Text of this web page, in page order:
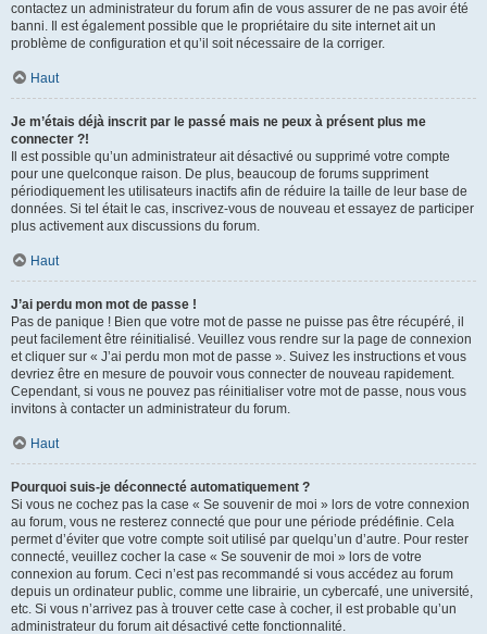
contactez un administrateur du forum afin de vous assurer de ne pas avoir été
banni. Il est également possible que le propriétaire du site internet ait un
problème de configuration et qu’il soit nécessaire de la corriger.
Haut
Je m’étais déjà inscrit par le passé mais ne peux à présent plus me
connecter ?!
Il est possible qu’un administrateur ait désactivé ou supprimé votre compte
pour une quelconque raison. De plus, beaucoup de forums suppriment
périodiquement les utilisateurs inactifs afin de réduire la taille de leur base de
données. Si tel était le cas, inscrivez-vous de nouveau et essayez de participer
plus activement aux discussions du forum.
Haut
J’ai perdu mon mot de passe !
Pas de panique ! Bien que votre mot de passe ne puisse pas être récupéré, il
peut facilement être réinitialisé. Veuillez vous rendre sur la page de connexion
et cliquer sur « J’ai perdu mon mot de passe ». Suivez les instructions et vous
devriez être en mesure de pouvoir vous connecter de nouveau rapidement.
Cependant, si vous ne pouvez pas réinitialiser votre mot de passe, nous vous
invitons à contacter un administrateur du forum.
Haut
Pourquoi suis-je déconnecté automatiquement ?
Si vous ne cochez pas la case « Se souvenir de moi » lors de votre connexion
au forum, vous ne resterez connecté que pour une période prédéfinie. Cela
permet d’éviter que votre compte soit utilisé par quelqu’un d’autre. Pour rester
connecté, veuillez cocher la case « Se souvenir de moi » lors de votre
connexion au forum. Ceci n’est pas recommandé si vous accédez au forum
depuis un ordinateur public, comme une librairie, un cybercafé, une université,
etc. Si vous n’arrivez pas à trouver cette case à cocher, il est probable qu’un
administrateur du forum ait désactivé cette fonctionnalité.